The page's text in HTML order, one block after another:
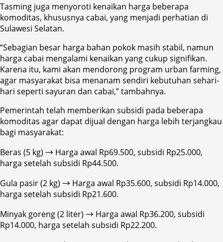
Tasming juga menyoroti kenaikan harga beberapa
komoditas, khususnya cabai, yang menjadi perhatian di
Sulawesi Selatan.
“Sebagian besar harga bahan pokok masih stabil, namun
harga cabai mengalami kenaikan yang cukup signifikan.
Karena itu, kami akan mendorong program urban farming,
agar masyarakat bisa menanam sendiri kebutuhan sehari-
hari seperti sayuran dan cabai,” tambahnya.
Pemerintah telah memberikan subsidi pada beberapa
komoditas agar dapat dijual dengan harga lebih terjangkau
bagi masyarakat:
Beras (5 kg) → Harga awal Rp69.500, subsidi Rp25.000,
harga setelah subsidi Rp44.500.
Gula pasir (2 kg) → Harga awal Rp35.600, subsidi Rp14.000,
harga setelah subsidi Rp21.600.
Minyak goreng (2 liter) → Harga awal Rp36.200, subsidi
Rp14.000, harga setelah subsidi Rp22.200.